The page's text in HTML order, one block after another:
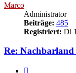
Marco
Administrator
Beiträge: 485
Registriert: Di
Re: